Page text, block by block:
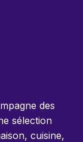
des
sélection
cuisine,